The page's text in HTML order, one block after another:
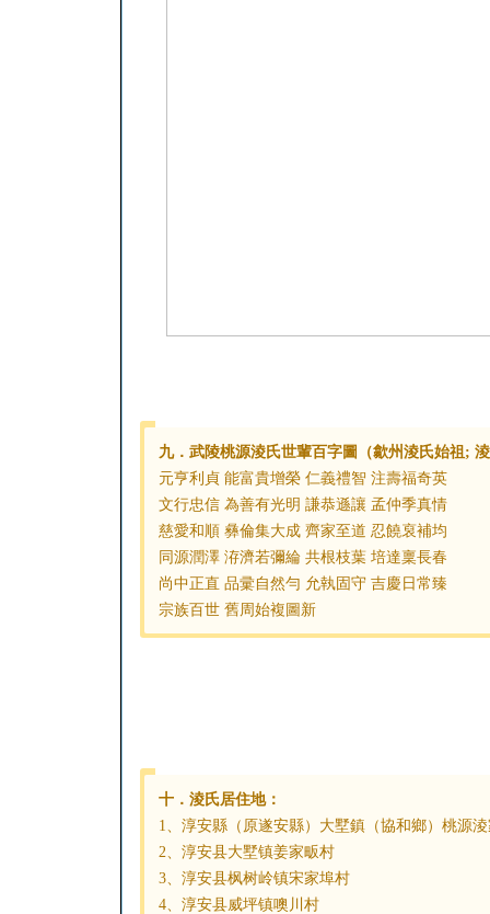
九．武陵桃源淩氏世輩百字圖（歙州淩氏始祖;
元亨利貞 能富貴增榮 仁義禮智 注壽福奇英
文行忠信 為善有光明 謙恭遜讓 孟仲季真情
慈愛和順 彝倫集大成 齊家至道 忍饒裒補均
同源潤澤 洊濟若彌綸 共根枝葉 培達稟長春
尚中正直 品彚自然勻 允執固守 吉慶日常臻
宗族百世 舊周始複圖新
十．淩氏居住地：
1、淳安縣（原遂安縣）大墅鎮（協和鄉）桃源
2、淳安县大墅镇姜家畈村
3、淳安县枫树岭镇宋家埠村
4、淳安县威坪镇噢川村